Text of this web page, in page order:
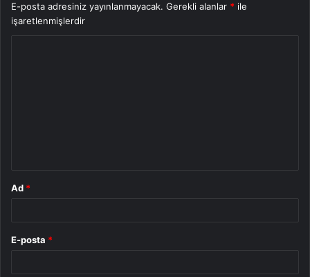
E-posta adresiniz yayınlanmayacak. Gerekli alanlar * ile
işaretlenmişlerdir
Ad *
E-posta *